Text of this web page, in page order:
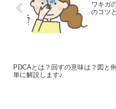
ワキガ
のコツ
PDCAとは？回すの意味は？図と
単に解説します♪